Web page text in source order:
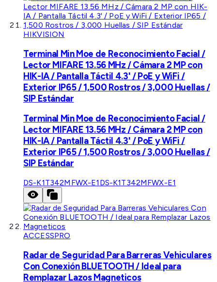
HIKVISION
Terminal Min Moe de Reconocimiento Facial /
Lector MIFARE 13.56 MHz / Cámara 2 MP con
HIK-IA / Pantalla Táctil 4.3' / PoE y WiFi /
Exterior IP65 / 1,500 Rostros / 3,000 Huellas /
SIP Estándar
Terminal Min Moe de Reconocimiento Facial /
Lector MIFARE 13.56 MHz / Cámara 2 MP con
HIK-IA / Pantalla Táctil 4.3' / PoE y WiFi /
Exterior IP65 / 1,500 Rostros / 3,000 Huellas /
SIP Estándar
DS-K1T342MFWX-E1 DS-K1T342MFWX-E1
ACCESSPRO
Radar de Seguridad Para Barreras Vehiculares
Con Conexión BLUETOOTH / Ideal para
Remplazar Lazos Magneticos